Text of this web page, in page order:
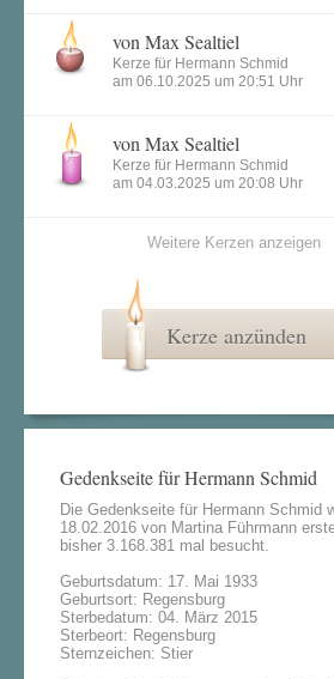
von Max Sealtiel
Kerze für Hermann Schmid
am 06.10.2025 um 20:51 Uhr
von Max Sealtiel
Kerze für Hermann Schmid
am 04.03.2025 um 20:08 Uhr
Weitere Kerzen anzeigen
Kerze anzünden
Gedenkseite für Hermann Schmid
Die Gedenkseite für Hermann Schmid
18.02.2016 von Martina Führmann
bisher 3.168.381 mal besucht.
Geburtsdatum: 17. Mai 1933
Geburtsort: Regensburg
Sterbedatum: 04. März 2015
Sterbeort: Regensburg
Sternzeichen: Stier